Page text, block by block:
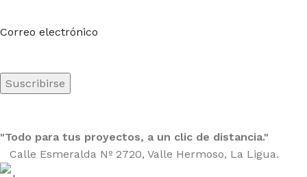
Correo electrónico
"Todo para tus proyectos, a un clic de distancia."
Calle Esmeralda Nº 2720, Valle Hermoso, La Ligua.